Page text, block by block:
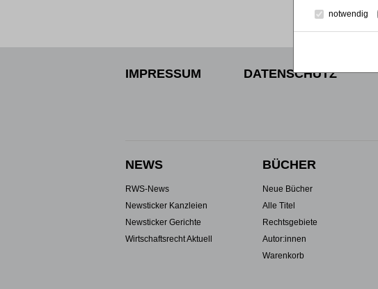
IMPRESSUM DATENSCHUTZ
NEWS
RWS-News
Newsticker Kanzleien
Newsticker Gerichte
Wirtschaftsrecht Aktuell
BÜCHER
Neue Bücher
Alle Titel
Rechtsgebiete
Autor:innen
Warenkorb
notwendig